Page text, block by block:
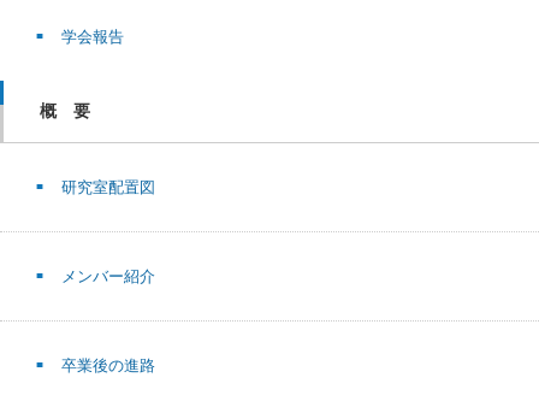
学会報告
概 要
研究室配置図
メンバー紹介
卒業後の進路